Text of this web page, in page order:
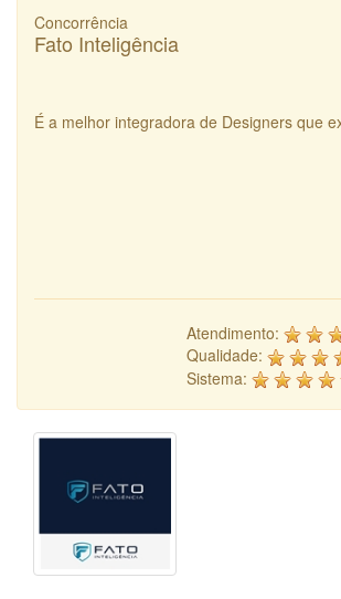
Concorrência
Fato Inteligência
É a melhor integradora de Designers que
Atendimento:
Qualidade:
Sistema: